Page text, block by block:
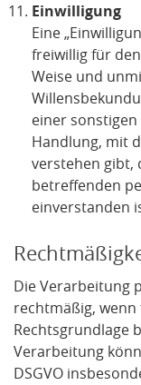
Einwilligung
Eine
freiwillig für
Weise und
einer
Handlung, mit
verstehen gibt,
betreffenden
einverstanden
Die Verarbeitung
rechtmäßig,
Rechtsgrundlage
Verarbeitung
DSGVO